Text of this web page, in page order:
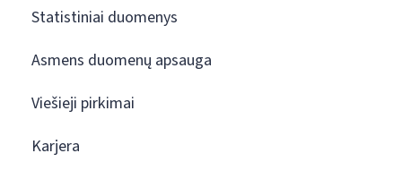
Statistiniai duomenys
Asmens duomenų apsauga
Viešieji pirkimai
Karjera